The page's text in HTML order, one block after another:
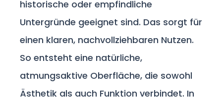
historische oder empfindliche
Untergründe geeignet sind. Das sorgt für
einen klaren, nachvollziehbaren Nutzen.
So entsteht eine natürliche,
atmungsaktive Oberfläche, die sowohl
Ästhetik als auch Funktion verbindet. In